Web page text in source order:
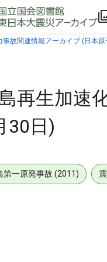
事故関連情報アーカイブ (日本
再生加速
30日)
第一原発事故 (2011)